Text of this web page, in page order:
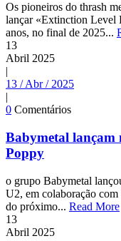
Os pioneiros do thrash
lançar «Extinction Level
anos, no final de 2025...
13
Abril 2025
|
13 / Abr / 2025
|
0 Comentários
Babymetal lançam
Poppy
o grupo Babymetal
U2, em colaboração
do próximo... Read More
13
Abril 2025